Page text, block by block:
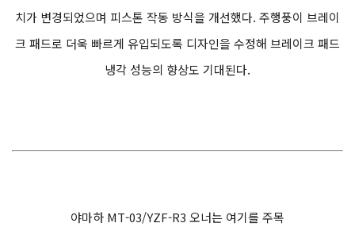
치가 변경되었으며 피스톤 작동 방식을 개선했다. 주행풍이 브레이
크 패드로 더욱 빠르게 유입되도록 디자인을 수정해 브레이크 패드
냉각 성능의 향상도 기대된다.
야마하 MT-03/YZF-R3 오너는 여기를 주목